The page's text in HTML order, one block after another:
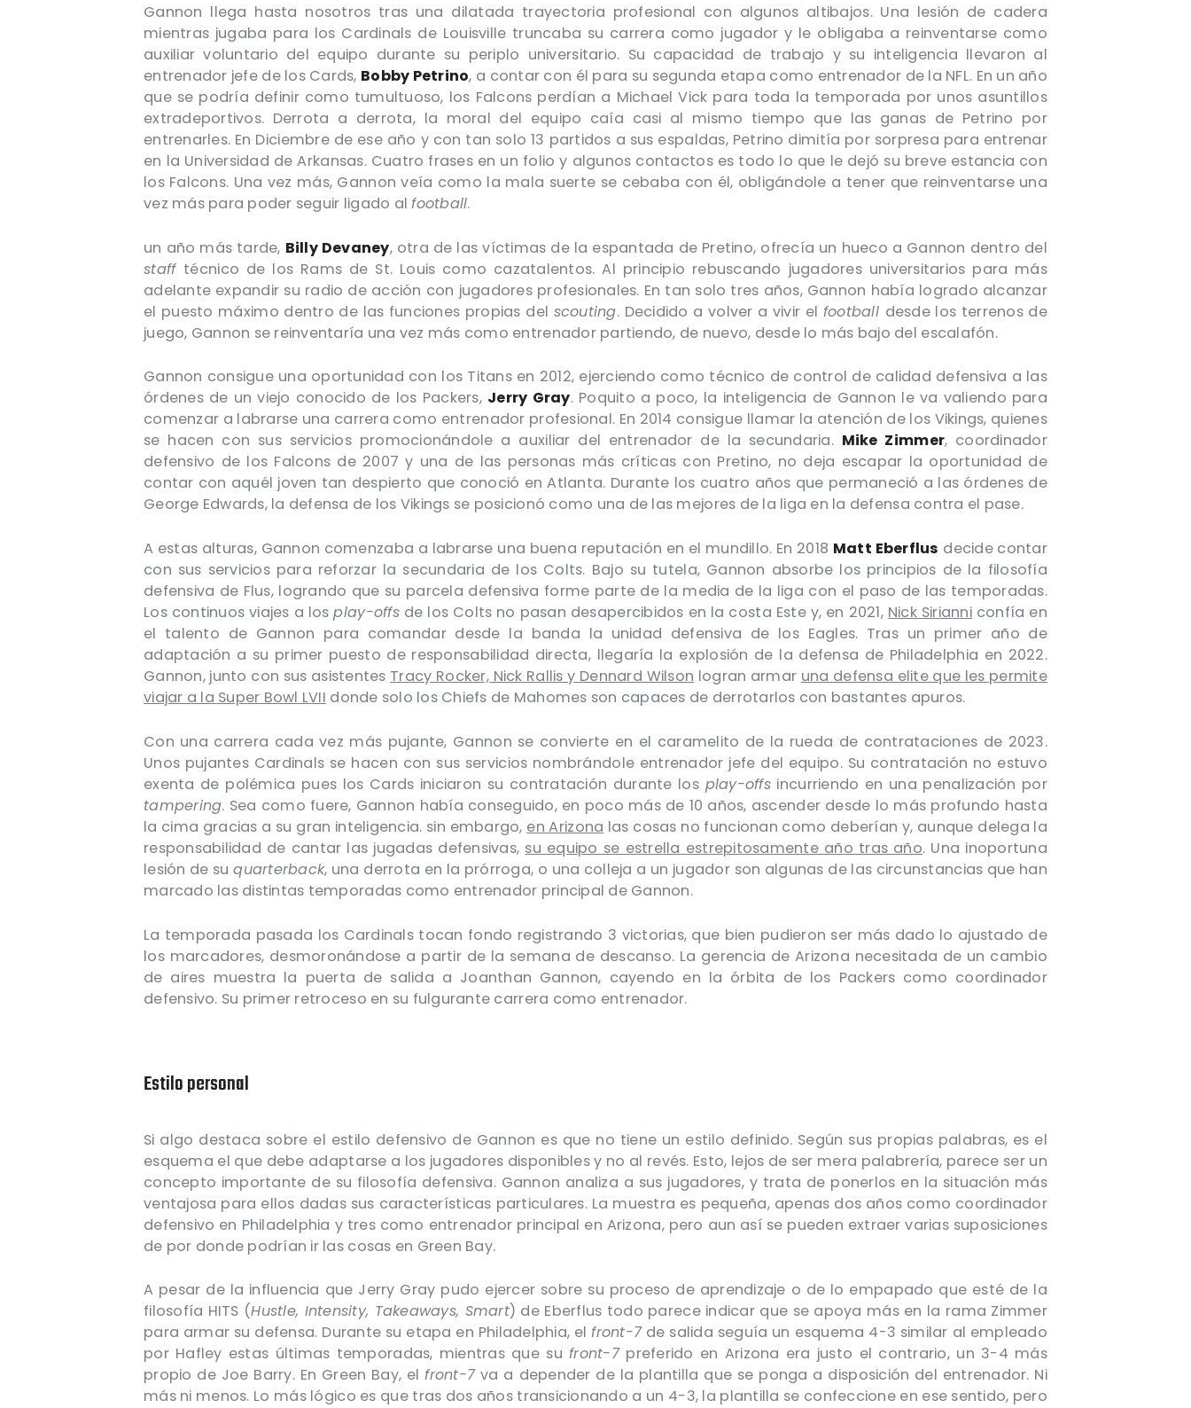
Gannon llega hasta nosotros tras una dilatada trayectoria profesional con algunos altibajos. Una lesión de cadera
mientras jugaba para los Cardinals de Louisville truncaba su carrera como jugador y le obligaba a reinventarse como
auxiliar voluntario del equipo durante su periplo universitario. Su capacidad de trabajo y su inteligencia llevaron al
entrenador jefe de los Cards, Bobby Petrino, a contar con él para su segunda etapa como entrenador de la NFL. En un año
que se podría definir como tumultuoso, los Falcons perdían a Michael Vick para toda la temporada por unos asuntillos
extradeportivos. Derrota a derrota, la moral del equipo caía casi al mismo tiempo que las ganas de Petrino por
entrenarles. En Diciembre de ese año y con tan solo 13 partidos a sus espaldas, Petrino dimitía por sorpresa para entrenar
en la Universidad de Arkansas. Cuatro frases en un folio y algunos contactos es todo lo que le dejó su breve estancia con
los Falcons. Una vez más, Gannon veía como la mala suerte se cebaba con él, obligándole a tener que reinventarse una
vez más para poder seguir ligado alfootball.
un año más tarde, Billy Devaney, otra de las víctimas de la espantada de Pretino, ofrecía un hueco a Gannon dentro del
staff técnico de los Rams de St. Louis como cazatalentos. Al principio rebuscando jugadores universitarios para más
adelante expandir su radio de acción con jugadores profesionales. En tan solo tres años, Gannon había logrado alcanzar
el puesto máximo dentro de las funciones propias del scouting. Decidido a volver a vivir el football desde los terrenos de
juego, Gannon se reinventaría una vez más como entrenador partiendo, de nuevo, desde lo más bajo del escalafón.
Gannon consigue una oportunidad con los Titans en 2012, ejerciendo como técnico de control de calidad defensiva a las
órdenes de un viejo conocido de los Packers, Jerry Gray. Poquito a poco, la inteligencia de Gannon le va valiendo para
comenzar a labrarse una carrera como entrenador profesional. En 2014 consigue llamar la atención de los Vikings, quienes
se hacen con sus servicios promocionándole a auxiliar del entrenador de la secundaria. Mike Zimmer, coordinador
defensivo de los Falcons de 2007 y una de las personas más críticas con Pretino, no deja escapar la oportunidad de
contar con aquél joven tan despierto que conoció en Atlanta. Durante los cuatro años que permaneció a las órdenes de
George Edwards, la defensa de los Vikings se posicionó como una de las mejores de la liga en la defensa contra el pase.
A estas alturas, Gannon comenzaba a labrarse una buena reputación en el mundillo. En 2018 Matt Eberflus decide contar
con sus servicios para reforzar la secundaria de los Colts. Bajo su tutela, Gannon absorbe los principios de la filosofía
defensiva de Flus, logrando que su parcela defensiva forme parte de la media de la liga con el paso de las temporadas.
Los continuos viajes a losplay-offsde los Colts no pasan desapercibidos en la costa Este y, en 2021, Nick Sirianni confía en
el talento de Gannon para comandar desde la banda la unidad defensiva de los Eagles. Tras un primer año de
adaptación a su primer puesto de responsabilidad directa, llegaría la explosión de la defensa de Philadelphia en 2022.
Gannon, junto con sus asistentes Tracy Rocker, Nick Rallis y Dennard Wilson logran armar una defensa elite que les permite
viajar a la Super Bowl LVII donde solo los Chiefs de Mahomes son capaces de derrotarlos con bastantes apuros.
Con una carrera cada vez más pujante, Gannon se convierte en el caramelito de la rueda de contrataciones de 2023.
Unos pujantes Cardinals se hacen con sus servicios nombrándole entrenador jefe del equipo. Su contratación no estuvo
exenta de polémica pues los Cards iniciaron su contratación durante los play-offsincurriendo en una penalización por
tampering. Sea como fuere, Gannon había conseguido, en poco más de 10 años, ascender desde lo más profundo hasta
la cima gracias a su gran inteligencia. sin embargo, en Arizona las cosas no funcionan como deberían y, aunque delega la
responsabilidad de cantar las jugadas defensivas, su equipo se estrella estrepitosamente año tras año. Una inoportuna
lesión de suquarterback, una derrota en la prórroga, o una colleja a un jugador son algunas de las circunstancias que han
marcado las distintas temporadas como entrenador principal de Gannon.
La temporada pasada los Cardinals tocan fondo registrando 3 victorias, que bien pudieron ser más dado lo ajustado de
los marcadores, desmoronándose a partir de la semana de descanso. La gerencia de Arizona necesitada de un cambio
de aires muestra la puerta de salida a Joanthan Gannon, cayendo en la órbita de los Packers como coordinador
defensivo. Su primer retroceso en su fulgurante carrera como entrenador.
Estilo personal
Si algo destaca sobre el estilo defensivo de Gannon es que no tiene un estilo definido. Según sus propias palabras, es el
esquema el que debe adaptarse a los jugadores disponibles y no al revés. Esto, lejos de ser mera palabrería, parece ser un
concepto importante de su filosofía defensiva. Gannon analiza a sus jugadores, y trata de ponerlos en la situación más
ventajosa para ellos dadas sus características particulares. La muestra es pequeña, apenas dos años como coordinador
defensivo en Philadelphia y tres como entrenador principal en Arizona, pero aun así se pueden extraer varias suposiciones
de por donde podrían ir las cosas en Green Bay.
A pesar de la influencia que Jerry Gray pudo ejercer sobre su proceso de aprendizaje o de lo empapado que esté de la
filosofía HITS (Hustle, Intensity, Takeaways, Smart) de Eberflus todo parece indicar que se apoya más en la rama Zimmer
para armar su defensa. Durante su etapa en Philadelphia, elfront-7de salida seguía un esquema 4-3 similar al empleado
por Hafley estas últimas temporadas, mientras que sufront-7preferido en Arizona era justo el contrario, un 3-4 más
propio de Joe Barry. En Green Bay, elfront-7va a depender de la plantilla que se ponga a disposición del entrenador. Ni
más ni menos. Lo más lógico es que tras dos años transicionando a un 4-3, la plantilla se confeccione en ese sentido, pero